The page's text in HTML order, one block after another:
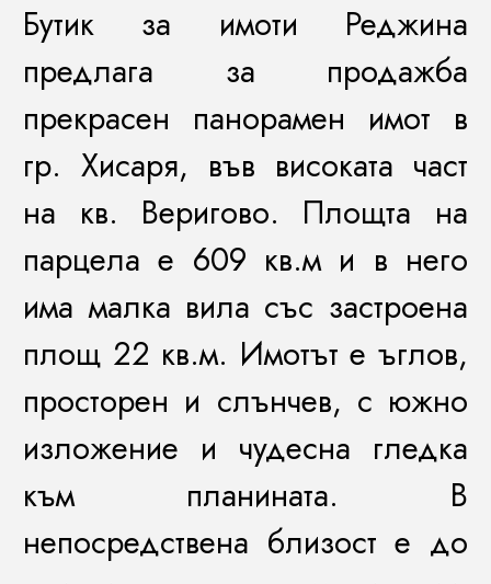
Бутик за имоти Реджина
предлага за продажба
прекрасен панорамен имот в
гр. Хисаря, във високата част
на кв. Веригово. Площта на
парцела е 609 кв.м и в него
има малка вила със застроена
площ 22 кв.м. Имотът е ъглов,
просторен и слънчев, с южно
изложение и чудесна гледка
към планината. В
непосредствена близост е до